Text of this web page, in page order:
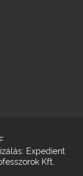
: Expedient
Kft.